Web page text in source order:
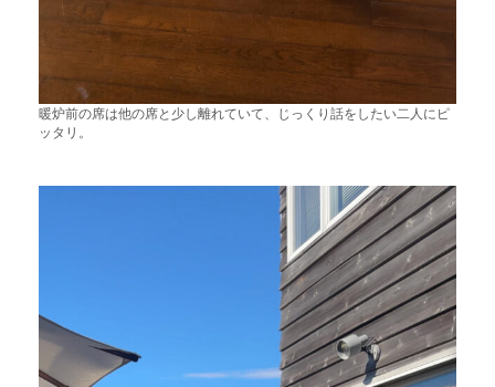
暖炉前の席は他の席と少し離れていて、じっくり話をしたい二人にピ
ッタリ。